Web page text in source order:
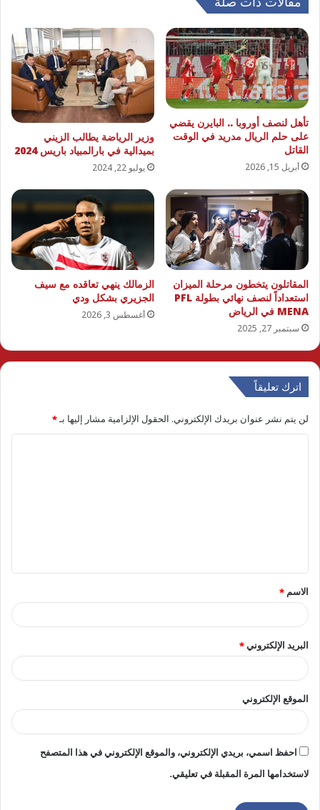
تأهل لنصف أوروبا .. البايرن يقضي
على حلم الريال مدريد في الوقت
القاتل
أبريل 15, 2026
وزير الرياضة يطالب الزيني
بميدالية في بارالمبياد باريس 2024
يوليو 22, 2024
المقاتلون يتخطون مرحلة الميزان
استعداداً لنصف نهائي بطولة PFL
MENA في الرياض
سبتمبر 27, 2025
الزمالك ينهي تعاقده مع سيف
الجزيري بشكل ودي
أغسطس 3, 2026
اترك تعليقاً
لن يتم نشر عنوان بريدك الإلكتروني. الحقول الإلزامية مشار إليها بـ*
ق
*
الاسم *
البريد الإلكتروني*
الموقع الإلكتروني
احفظ اسمي، بريدي الإلكتروني، والموقع الإلكتروني في هذا المتصفح
لاستخدامها المرة المقبلة في تعليقي.